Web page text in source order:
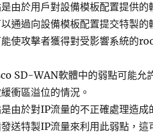
由於用戶對設備模板配置提供
通過向設備模板配置提交特製
使攻擊者獲得對受影響系統的
SD-WAN軟體中的弱點可能允
衝區溢位的情況。
由於對IP流量的不正確處理造
送特製IP流量來利用此弱點，